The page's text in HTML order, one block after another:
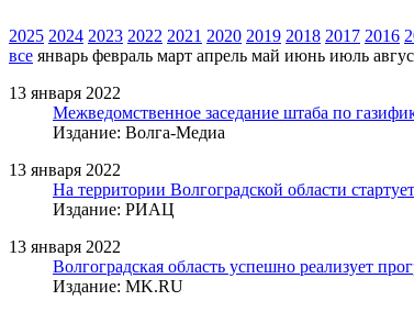
2025 2024 2023 2022 2021 2020 2019 2018 2017 2016
все январь февраль март апрель май июнь июль
13 января 2022
Межведомственное заседание штаба по
Издание: Волга-Медиа
13 января 2022
На территории Волгоградской области
Издание: РИАЦ
13 января 2022
Волгоградская область успешно реализует
Издание: MK.RU